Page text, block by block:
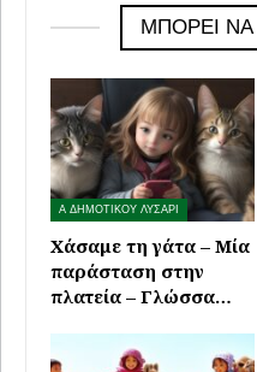
ΜΠΟΡΕΊ
Α ΔΗΜΟΤΙΚΟΥ ΛΥΣΑΡΙ
Χάσαμε τη γάτα – Μία
παράσταση στην
πλατεία – Γλώσσα…